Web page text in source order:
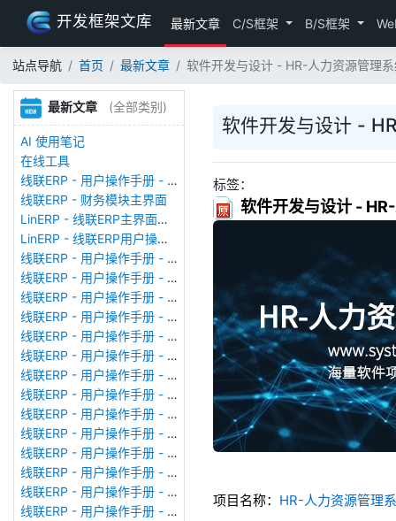
开发框架文库 最新文章 C/S框架 B/S框架
站点导航 首页 最新文章 软件开发与设计 - HR-人力资源管理
最新文章 (全部类别)
AI 使用笔记
在线工具
线联ERP - 用户操作手册 - 存货期初
线联ERP - 财务模块主界面
LinERP - 线联ERP主界面（HOME）
LinERP - 线联ERP用户操作手册 - 系统登陆
线联ERP - 用户操作手册 - 查看在线用户
线联ERP - 用户操作手册 - 数据备份
线联ERP - 用户操作手册 - 工厂管理
线联ERP - 用户操作手册 - 帐套管理
线联ERP - 用户操作手册 - 语种设置
线联ERP - 用户操作手册 - 国际化多语言
线联ERP - 用户操作手册 - 报表管理
线联ERP - 用户操作手册 - 字段名管理
线联ERP - 用户操作手册 - 模块管理
线联ERP - 用户操作手册 - 广播消息
线联ERP - 用户操作手册 - 审计日志
线联ERP - 用户操作手册 - 公司资料设置
线联ERP - 用户操作手册 - 系统参数设置
线联ERP - 用户操作手册 - 单据类型
软件开发与设计 -
标签：
软件开发与设计 -
项目名称： HR-人力资源管理